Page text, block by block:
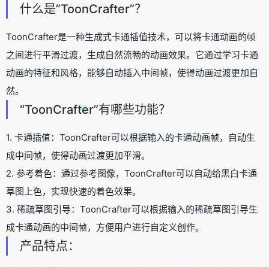
什么是”ToonCrafter”？
ToonCrafter是一种生成式卡通插值技术，可以将卡通动画的帧
之间进行平滑过渡，生成自然流畅的动画效果。它通过学习卡通
动画的特征和风格，能够自动插入中间帧，使得动画过渡更加自
然。
“ToonCrafter”有哪些功能？
1. 卡通插值：ToonCrafter可以根据输入的卡通动画帧，自动生
成中间帧，使得动画过渡更加平滑。
2. 参考着色：通过参考图像，ToonCrafter可以自动给黑白卡通
草图上色，实现快速的着色效果。
3. 稀疏草图引导：ToonCrafter可以根据输入的稀疏草图引导生
成卡通动画的中间帧，方便用户进行自定义创作。
产品特点：